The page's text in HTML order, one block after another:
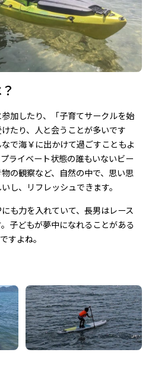
加したり、「子育てサークルを始
たり、人と会うことが多いです
で海￥に出かけて過ごすこともよ
ライベート状態の誰もいないビー
の観察など、自然の中で、思い思
し、リフレッシュできます。
も力を入れていて、長男はレース
子どもが夢中になれることがある
すよね。